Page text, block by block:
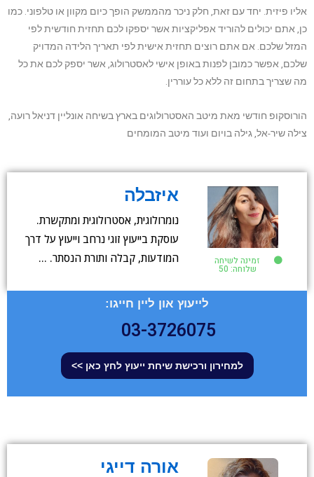
אליו פיזית. יחד עם זאת, חלק ניכר מהממשק הופך כיום מקוון או טלפוני. כמו
כן, אתם יכולים להוריד אפליקציות אשר יספקו לכם תחזית חודשית לפי
המזל שלכם. אם אתם רוצים תחזית אישית לפי תאריך הלידה המדויק
שלכם, אפשר כמובן לפנות באופן אישי לאסטרולוג, אשר יספק לכם את כל
מה שצריך בתחום זה ללא כל עוררין.
הורוסקופ חודשי מאת מיטב האסטרולוגים בארץ בשיחה אונליין דניאל רועה,
צילה שיר-אל, גילה בויום ועוד מיטב המומחים
זמינה לשיחה
שלוחה: 50
איזבלה
נומרולוגית, אסטרולוגית ומתקשרת.
עוסקת בייעוץ זוגי נרחב וייעוץ על דרך
המודעות, קבלה ותורת הנסתר. …
לייעוץ און ליין חייגו:
03-3726075
למחירון ורכישת שיחת ייעוץ לחץ כאן >>
אורה דייגי